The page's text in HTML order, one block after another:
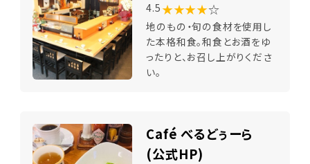
4.5 ★★★★☆
地のもの・旬の食材を使用し
た本格和食。和食とお酒をゆ
ったりと、お召し上がりくださ
い。
Café べるどぅーら
(公式HP)